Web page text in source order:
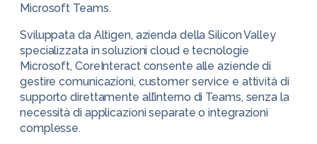
Microsoft Teams.
Sviluppata da Altigen, azienda della Silicon Valley
specializzata in soluzioni cloud e tecnologie
Microsoft, CoreInteract consente alle aziende di
gestire comunicazioni, customer service e attività di
supporto direttamente all’interno di Teams, senza la
necessità di applicazioni separate o integrazioni
complesse.